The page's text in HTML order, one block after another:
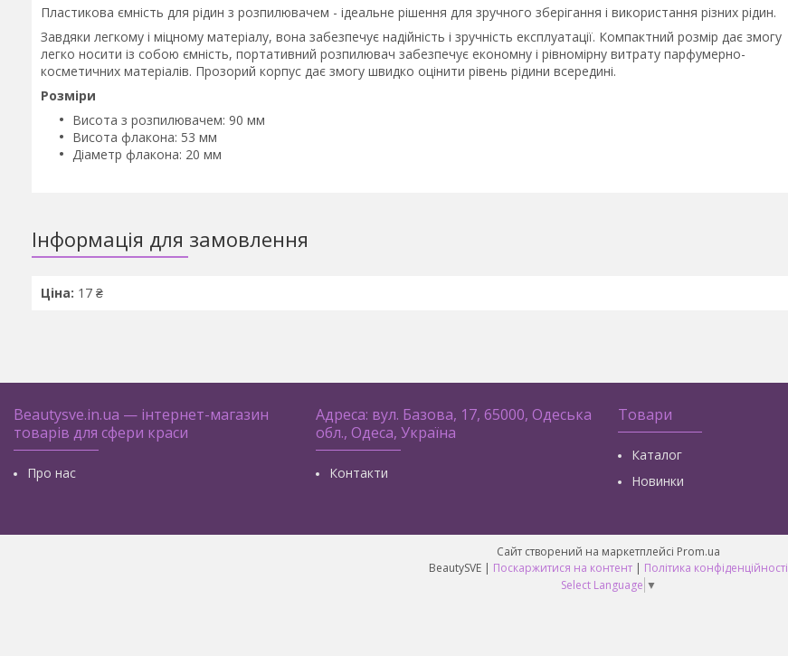
Пластикова ємність для рідин з розпилювачем - ідеальне рішення для зручного зберігання і використання різних рідин.
Завдяки легкому і міцному матеріалу, вона забезпечує надійність і зручність експлуатації. Компактний розмір дає змогу
легко носити із собою ємність, портативний розпилювач забезпечує економну і рівномірну витрату парфумерно-
косметичних матеріалів. Прозорий корпус дає змогу швидко оцінити рівень рідини всередині.
Розміри
Висота з розпилювачем: 90 мм
Висота флакона: 53 мм
Діаметр флакона: 20 мм
Інформація для замовлення
Ціна: 17 ₴
Beautysve.in.ua — інтернет-магазин
товарів для сфери краси
Про нас
Адреса: вул. Базова, 17, 65000, Одеська
обл., Одеса, Україна
Контакти
Товари
Каталог
Новинки
Сайт створений на маркетплейсі Prom.ua
BeautySVE | Поскаржитися на контент | Політика конфіденційності
Select Language ▼